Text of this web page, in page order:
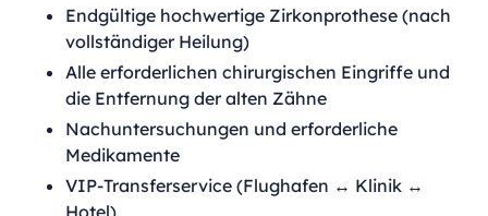
Endgültige hochwertige Zirkonprothese (nach
vollständiger Heilung)
Alle erforderlichen chirurgischen Eingriffe und
die Entfernung der alten Zähne
Nachuntersuchungen und erforderliche
Medikamente
VIP-Transferservice (Flughafen ↔ Klinik ↔
Hotel)